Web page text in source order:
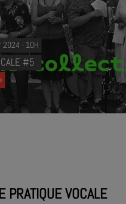
2024 - 10H
#5
PRATIQUE VOCALE